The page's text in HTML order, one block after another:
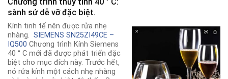
sành sứ dễ vỡ đặc biệt.
Kính tinh tế nên được rửa nhẹ
nhàng. SIEMENS SN25ZI49CE –
IQ500 Chương trình Kính Siemens
40 ° C mới đã được phát triển đặc
biệt cho mục đích này. Trước hết,
nó rửa kính một cách nhẹ nhàng